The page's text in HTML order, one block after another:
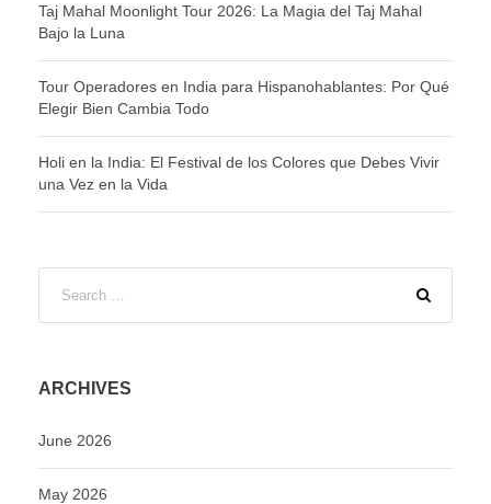
Taj Mahal Moonlight Tour 2026: La Magia del Taj Mahal
Bajo la Luna
Tour Operadores en India para Hispanohablantes: Por Qué
Elegir Bien Cambia Todo
Holi en la India: El Festival de los Colores que Debes Vivir
una Vez en la Vida
ARCHIVES
June 2026
May 2026